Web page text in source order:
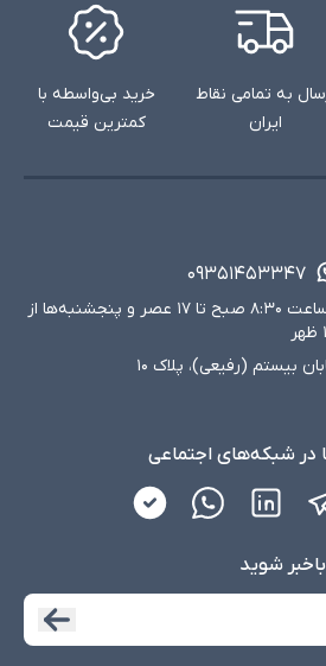
از کاربران مناسب هستند که به دنبال
هستند.
مناسب برای انجام تکالیف، تحقیقات و
برای مدیریت ایمیل‌ها، تماشای فیلم و
برای اجرای محیط‌های توسعه سبک و
به تمامی نقاط
ایران
خرید بی‌واسطه با
کمترین قیمت
۰۹۳۵۱۴۵۳۳۴۷
شنبه تا چهارشنبه از ساعت ۸:۳۰ صبح تا ۱۷ عصر و پنجشنبه‌ها از
بیستم (رفیعی)، پلاک ۱۰
در شبکه‌های اجتماعی
شوید